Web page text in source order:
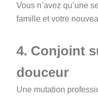
Vous n’avez qu’une
famille et votre
4. Conjoint
douceur
Une mutation